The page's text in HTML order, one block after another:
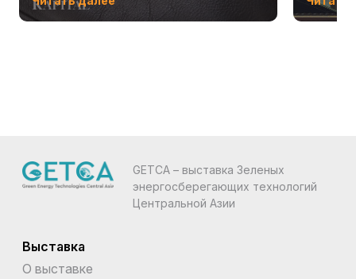
GETCA – выставка Зеленых
энергосберегающих технологий
Центральной Азии
Выставка
О выставке